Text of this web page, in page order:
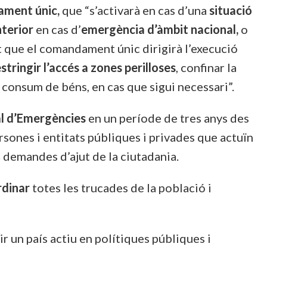
únic, que “s’activarà en cas d’una situació
en cas d’emergència d’àmbit nacional, o
que el comandament únic dirigirà l’execució
l’accés a zones perilloses, confinar la
de béns, en cas que sigui necessari”.
en un període de tres anys des
i entitats públiques i privades que actuïn
d’ajut de la ciutadania.
totes les trucades de la població i
un país actiu en polítiques públiques i